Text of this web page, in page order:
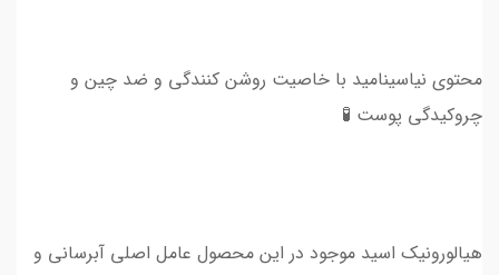
محتوی نیاسینامید با خاصیت روشن کنندگی و ضد چین و
چروکیدگی پوست 🧪
هیالورونیک اسید موجود در این محصول عامل اصلی آبرسانی و